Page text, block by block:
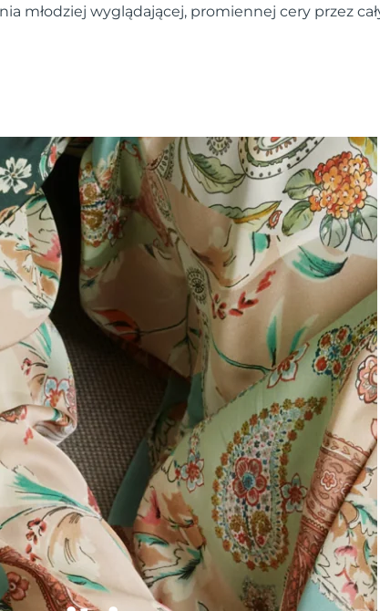
młodziej wyglądającej, promiennej cery przez